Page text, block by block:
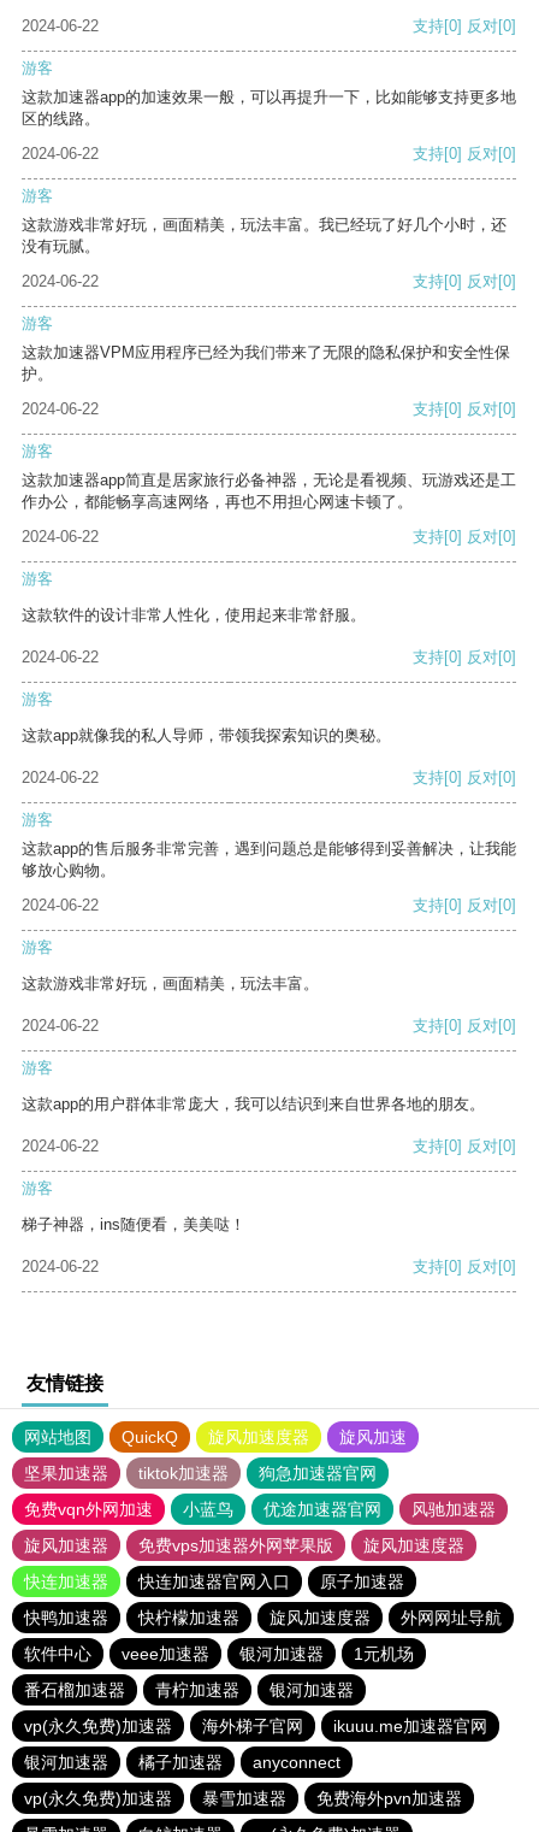
2024-06-22 支持[0] 反对[0]
游客
这款加速器app的加速效果一般，可以再提升一下，比如能够支持更多地
区的线路。
2024-06-22
支持[0] 反对[0]
游客
这款游戏非常好玩，画面精美，玩法丰富。我已经玩了好几个小时，还
没有玩腻。
2024-06-22
支持[0] 反对[0]
游客
这款加速器VPM应用程序已经为我们带来了无限的隐私保护和安全性保
护。
2024-06-22
支持[0] 反对[0]
游客
这款加速器app简直是居家旅行必备神器，无论是看视频、玩游戏还是工
作办公，都能畅享高速网络，再也不用担心网速卡顿了。
2024-06-22
支持[0] 反对[0]
游客
这款软件的设计非常人性化，使用起来非常舒服。
2024-06-22 支持[0] 反对[0]
游客
这款app就像我的私人导师，带领我探索知识的奥秘。
2024-06-22 支持[0] 反对[0]
游客
这款app的售后服务非常完善，遇到问题总是能够得到妥善解决，让我能
够放心购物。
2024-06-22
支持[0] 反对[0]
游客
这款游戏非常好玩，画面精美，玩法丰富。
2024-06-22 支持[0] 反对[0]
游客
这款app的用户群体非常庞大，我可以结识到来自世界各地的朋友。
2024-06-22 支持[0] 反对[0]
游客
梯子神器，ins随便看，美美哒！
2024-06-22 支持[0] 反对[0]
友情链接
网站地图 QuickQ 旋风加速度器
旋风加速
坚果加速器
tiktok加速器
狗急加速器官网
免费vqn外网加速
小蓝鸟 优途加速器官网
风驰加速器
旋风加速器
免费vps加速器外网苹果版
旋风加速度器
快连加速器
快连加速器官网入口
原子加速器
快鸭加速器
快柠檬加速器 旋风加速度器
外网网址导航
软件中心
veee加速器 银河加速器
1元机场
番石榴加速器
青柠加速器
银河加速器
vp(永久免费)加速器
海外梯子官网
ikuuu.me加速器官网
银河加速器
橘子加速器
anyconnect
vp(永久免费)加速器
暴雪加速器
免费海外pvn加速器